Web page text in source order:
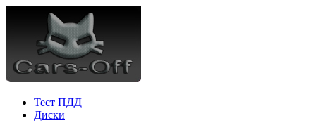
Тест ПДД
Диски